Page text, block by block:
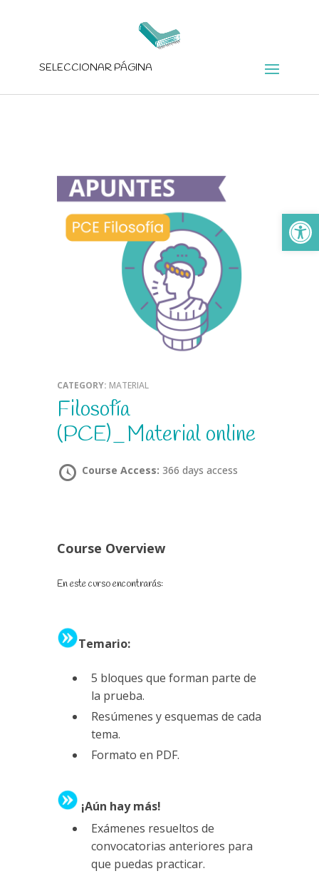
SELECCIONAR PÁGINA
CATEGORY: MATERIAL
Filosofía
(PCE)_Material online
Course Access: 366 days access
Course Overview
En este curso encontrarás:
Temario:
5 bloques que forman parte de
la prueba.
Resúmenes y esquemas de cada
tema.
Formato en PDF.
¡Aún hay más!
Exámenes resueltos de
convocatorias anteriores para
que puedas practicar.